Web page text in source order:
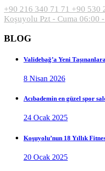
+90 216 340 71 71 +90 530
Koşuyolu Pzt - Cuma 06:00
BLOG
Validebağ’a Yeni
8 Nisan 2026
Acıbademin en güzel spor
24 Ocak 2025
Koşuyolu’nun 18 Yıllık
20 Ocak 2025